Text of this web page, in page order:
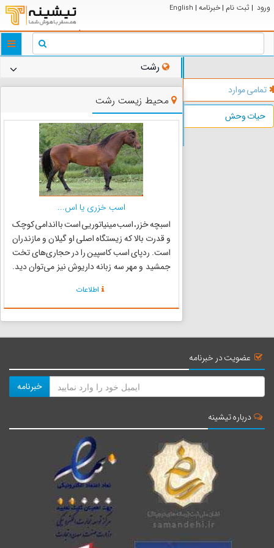
ورود | ثبت نام | خبرنامه |
English
تمامی موارد
حیات وحش
رشت
محیط زیست رشت
اسب خزری یا اس...
اسبچه خزر، اسب مینیاتوریی است با اندامی کوچک
و قدرت بالا که زیستگاه اصلی او گیلان و مازندران
است. ردپای اسب کاسپین را در حجاری‌های تخت
جمشید و مهر سه زبانه داریوش نیز می‌توان دید.
در این نقوش پاهای سواران این اسب‌ها نزدیک به
زمین بود و س...
اطلاعات
عضویت در خبرنامه
خبرنامه
درباره تیشینه